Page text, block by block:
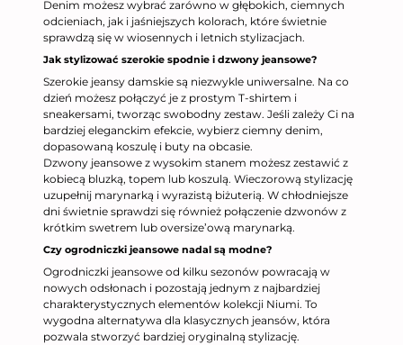
Denim możesz wybrać zarówno w głębokich, ciemnych
odcieniach, jak i jaśniejszych kolorach, które świetnie
sprawdzą się w wiosennych i letnich stylizacjach.
Jak stylizować szerokie spodnie i dzwony jeansowe?
Szerokie jeansy damskie są niezwykle uniwersalne. Na co
dzień możesz połączyć je z prostym T-shirtem i
sneakersami, tworząc swobodny zestaw. Jeśli zależy Ci na
bardziej eleganckim efekcie, wybierz ciemny denim,
dopasowaną koszulę i buty na obcasie.
Dzwony jeansowe z wysokim stanem możesz zestawić z
kobiecą bluzką, topem lub koszulą. Wieczorową stylizację
uzupełnij marynarką i wyrazistą biżuterią. W chłodniejsze
dni świetnie sprawdzi się również połączenie dzwonów z
krótkim swetrem lub oversize’ową marynarką.
Czy ogrodniczki jeansowe nadal są modne?
Ogrodniczki jeansowe od kilku sezonów powracają w
nowych odsłonach i pozostają jednym z najbardziej
charakterystycznych elementów kolekcji Niumi. To
wygodna alternatywa dla klasycznych jeansów, która
pozwala stworzyć bardziej oryginalną stylizację.